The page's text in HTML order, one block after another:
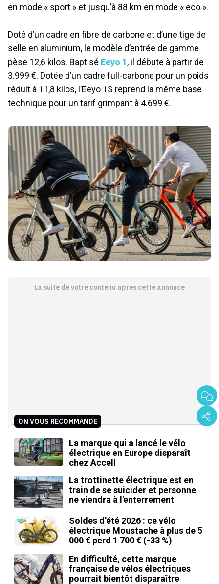
en mode « sport » et jusqu’à 88 km en mode « eco ».
Doté d’un cadre en fibre de carbone et d’une tige de
selle en aluminium, le modèle d’entrée de gamme
pèse 12,6 kilos. Baptisé Eeyo 1, il débute à partir de
3.999 €. Dotée d’un cadre full-carbone pour un poids
réduit à 11,8 kilos, l’Eeyo 1S reprend la même base
technique pour un tarif grimpant à 4.699 €.
La suite de votre contenu après cette annonce
ON VOUS RECOMMANDE
La marque qui a lancé le vélo
électrique en Europe disparaît
chez Accell
La trottinette électrique est en
train de se suicider et personne
ne viendra à l'enterrement
Soldes d’été 2026 : ce vélo
électrique Moustache à plus de 5
000 € perd 1 700 € (-33 %)
En difficulté, cette marque
française de vélos électriques
pourrait bientôt disparaître